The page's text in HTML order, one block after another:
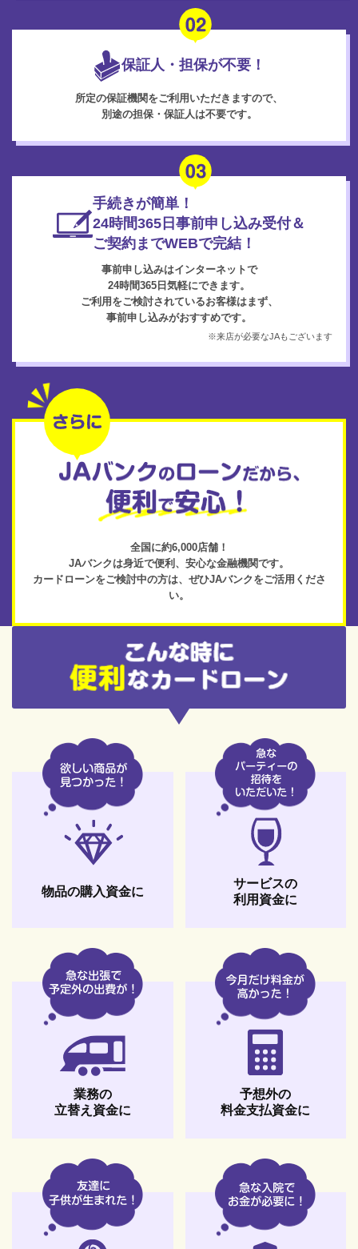
保証人・担保が不要！
所定の保証機関をご利用いただきますので、
別途の担保・保証人は不要です。
手続きが簡単！
24時間365日事前申し込み受付＆
ご契約までWEBで完結！
事前申し込みはインターネットで
24時間365日気軽にできます。
ご利用をご検討されているお客様はまず、
事前申し込みがおすすめです。
※来店が必要なJAもございます
全国に約6,000店舗！
JAバンクは身近で便利、 安心な金融機関です。
カードローンをご検討中の方は、 ぜひJAバンクをご活用くださ
い。
物品の購入資金に
サービスの
利用資金に
業務の
立替え資金に
予想外の
料金支払資金に